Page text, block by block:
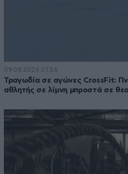
09·08·2024 07:56
Τραγωδία σε αγώνες CrossFit:
αθλητής σε λίμνη μπροστά σε